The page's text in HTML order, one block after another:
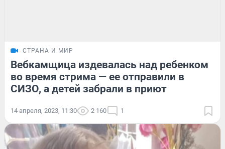
СТРАНА И МИР
Вебкамщица издевалась над ребенком
во время стрима — ее отправили в
СИЗО, а детей забрали в приют
14 апреля, 2023, 11:30 2 160 1